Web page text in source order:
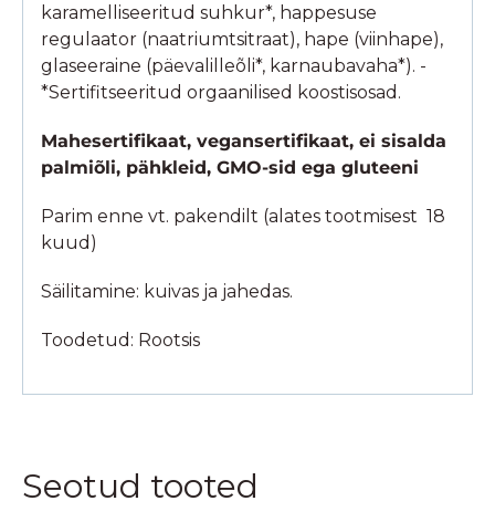
karamelliseeritud suhkur*, happesuse
regulaator (naatriumtsitraat), hape (viinhape),
glaseeraine (päevalilleõli*, karnaubavaha*). -
*Sertifitseeritud orgaanilised koostisosad.
Mahesertifikaat, vegansertifikaat, ei sisalda
palmiõli, pähkleid, GMO-sid ega gluteeni
Parim enne vt. pakendilt (alates tootmisest 18
kuud)
Säilitamine: kuivas ja jahedas.
Toodetud: Rootsis
Seotud tooted